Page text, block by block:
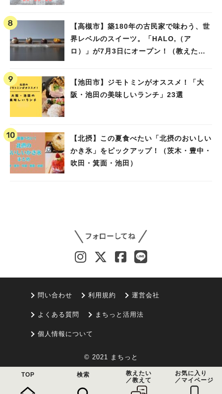
【高槻市】築180年の古民家で味わう、世
界レベルのスイーツ。「HALO,（ア
ロ）」が7月3日にオープン！（教えたい/
【池田市】ジモトミンがオススメ！「大
阪・池田の美味しいランチ」23選
【北摂】この夏食べたい「北摂のおいしい
かき氷」をピックアップ！（茨木・豊中・
吹田・箕面・池田）
問い合わせ 利用規約 運営会社
よくある質問 まちっと活用法
個人情報について
© 2021 まちっと
TOP 検索
教えたい
／教えて
お気に入り
／マイページ